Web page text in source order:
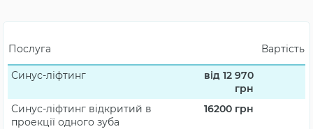
Послуга Вартість
Синус-ліфтинг
від 12 970
грн
Синус-ліфтинг відкритий в
проекції одного зуба
16200 грн